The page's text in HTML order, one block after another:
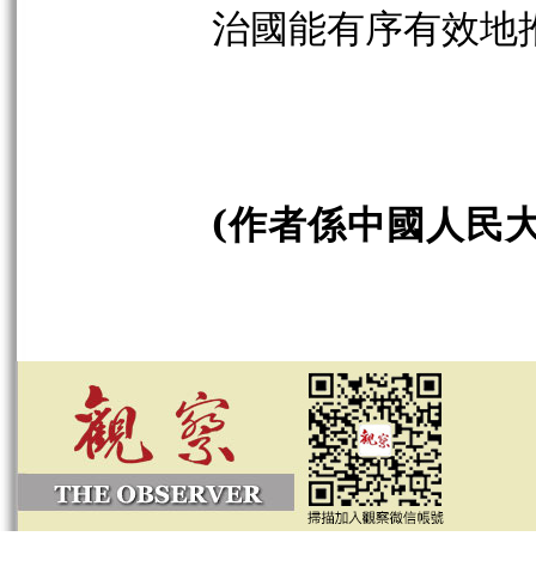
治國能有序有效地
(作者係中國人民